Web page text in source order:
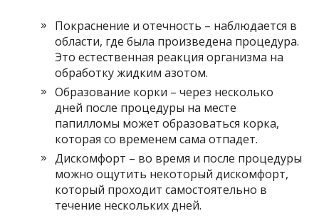
Покраснение и отечность – наблюдается в
области, где была произведена процедура.
Это естественная реакция организма на
обработку жидким азотом.
Образование корки – через несколько
дней после процедуры на месте
папилломы может образоваться корка,
которая со временем сама отпадет.
Дискомфорт – во время и после процедуры
можно ощутить некоторый дискомфорт,
который проходит самостоятельно в
течение нескольких дней.